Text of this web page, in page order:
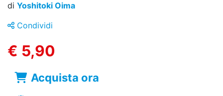
di Yoshitoki Oima
Condividi
€ 5,90
Acquista ora